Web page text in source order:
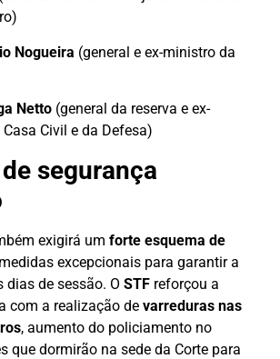
Nogueira (general e ex-ministro da
Netto (general da reserva e ex-
Civil e da Defesa)
segurança
exigirá um forte esquema de
excepcionais para garantir a
dias de sessão. O STF reforçou a
com a realização de varreduras nas
, aumento do policiamento no
que dormirão na sede da Corte para